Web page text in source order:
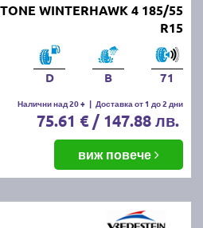
WINTERHAWK 4 185/55
R15
D B 71
Налични над 20 + | Доставка от 1 до 2 дни
75.61 € / 147.88 лв.
виж повече